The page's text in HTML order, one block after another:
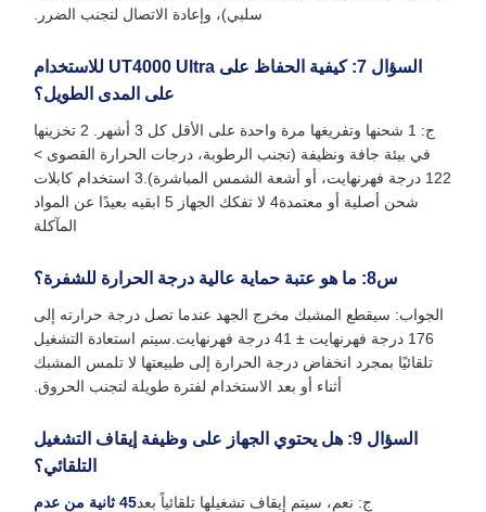
سلبي)، وإعادة الاتصال لتجنب الضرر.
السؤال 7: كيفية الحفاظ على UT4000 Ultra للاستخدام
على المدى الطويل؟
ج: 1 شحنها وتفريغها مرة واحدة على الأقل كل 3 أشهر. 2 تخزينها
في بيئة جافة ونظيفة (تجنب الرطوبة، درجات الحرارة القصوى >
122 درجة فهرنهايت، أو أشعة الشمس المباشرة).3 استخدام كابلات
شحن أصلية أو معتمدة4 لا تفكك الجهاز 5 ابقيه بعيدًا عن المواد
المآكلة
س8: ما هو عتبة حماية عالية درجة الحرارة للشفرة؟
الجواب: سيقطع المشبك مخرج الجهد عندما تصل درجة حرارته إلى
176 درجة فهرنهايت ± 41 درجة فهرنهايت.سيتم استعادة التشغيل
تلقائيًا بمجرد انخفاض درجة الحرارة إلى طبيعتها لا تلمس المشبك
أثناء أو بعد الاستخدام لفترة طويلة لتجنب الحروق.
السؤال 9: هل يحتوي الجهاز على وظيفة إيقاف التشغيل
التلقائي؟
ج: نعم، سيتم إيقاف تشغيلها تلقائياً بعد
45 ثانية من عدم